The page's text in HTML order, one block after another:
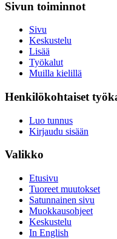
Sivun toiminnot
Sivu
Keskustelu
Lisää
Työkalut
Muilla kielillä
Henkilökohtaiset
Luo tunnus
Kirjaudu sisään
Valikko
Etusivu
Tuoreet muutokset
Satunnainen sivu
Muokkausohjeet
Keskustelu
In English